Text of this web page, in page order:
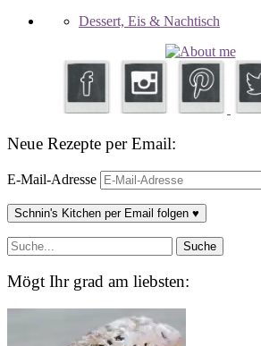
Dessert, Eis & Nachtisch
Neue Rezepte per Email:
E-Mail-Adresse
Schnin's Kitchen per Email folgen ♥
Mögt Ihr grad am liebsten: